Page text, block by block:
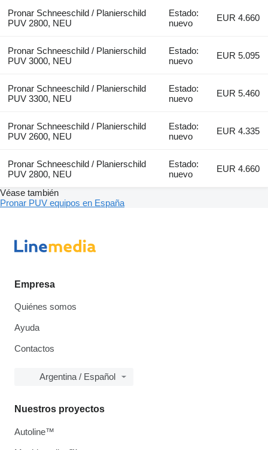
Pronar Schneeschild / Planierschild
PUV 2800, NEU
Estado:
nuevo
EUR 4.660
Pronar Schneeschild / Planierschild
PUV 3000, NEU
Estado:
nuevo
EUR 5.095
Pronar Schneeschild / Planierschild
PUV 3300, NEU
Estado:
nuevo
EUR 5.460
Pronar Schneeschild / Planierschild
PUV 2600, NEU
Estado:
nuevo
EUR 4.335
Pronar Schneeschild / Planierschild
PUV 2800, NEU
Estado:
nuevo
EUR 4.660
Véase también
Pronar PUV equipos en España
Empresa
Quiénes somos
Ayuda
Contactos
Argentina / Español
Nuestros proyectos
Autoline™